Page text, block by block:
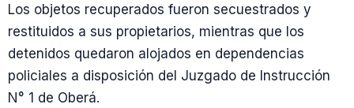
Los objetos recuperados fueron secuestrados y
restituidos a sus propietarios, mientras que los
detenidos quedaron alojados en dependencias
policiales a disposición del Juzgado de Instrucción
N° 1 de Oberá.